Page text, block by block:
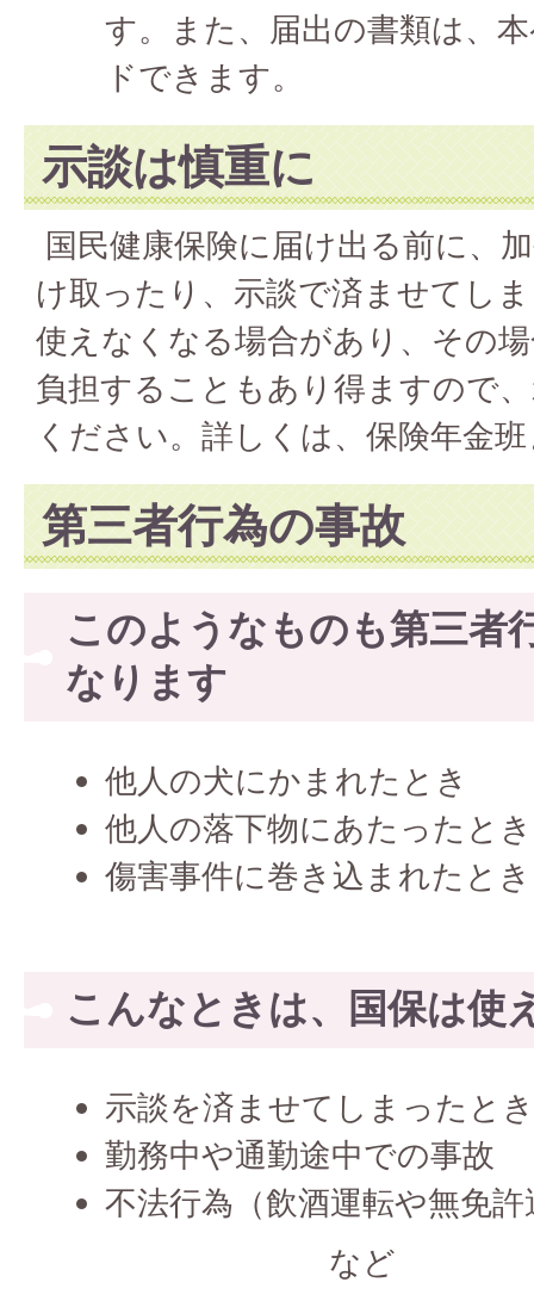
す。また、届出の書類は、
ドできます。
示談は慎重に
国民健康保険に届け出る前に、
け取ったり、示談で済ませてし
使えなくなる場合があり、その
負担することもあり得ますので
ください。詳しくは、保険年金
第三者行為の事故
このようなものも第三者
なります
他人の犬にかまれたとき
他人の落下物にあたったとき
傷害事件に巻き込まれたとき
こんなときは、国保は使
示談を済ませてしまったと
勤務中や通勤途中での事故
不法行為（飲酒運転や無免許
など